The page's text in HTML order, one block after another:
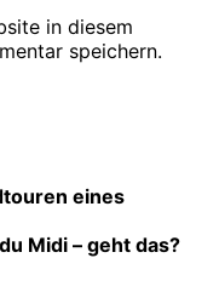
in diesem
speichern.
eines
Midi – geht das?